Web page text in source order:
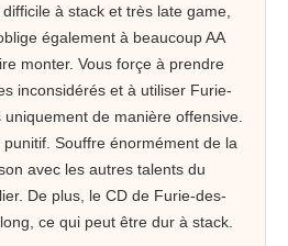
à stack et très late game,
également à beaucoup AA
monter. Vous forçe à prendre
inconsidérés et à utiliser Furie-
uniquement de manière offensive.
punitif. Souffre énormément de la
avec les autres talents du
De plus, le CD de Furie-des-
ce qui peut être dur à stack.